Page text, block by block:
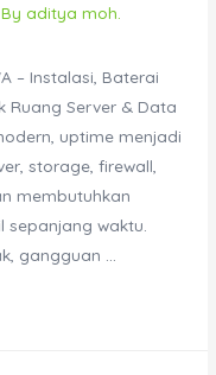
aditya moh.
– Instalasi, Baterai
Ruang Server & Data
uptime menjadi
storage, firewall,
membutuhkan
waktu.
gangguan …